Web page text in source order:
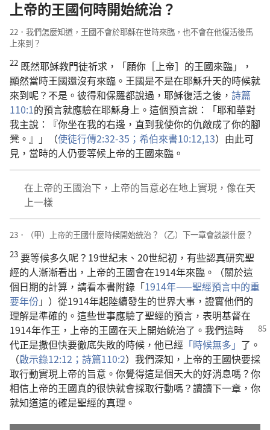
上帝的王國何時開始統治？
22．我們怎麼知道，王國不會於耶穌在世時來臨，也不會在他復活後馬
上來到？
22 既然耶穌教門徒祈求，「願你［上帝］的王國來臨」，
顯然當時王國還沒有來臨。王國是不是在耶穌升天的時候就
來到呢？不是。彼得和保羅都說過，耶穌復活之後， 詩篇
110:1的預言就應驗在耶穌身上。這個預言說：「耶和華對
我主說：『你坐在我的右邊，直到我使你的仇敵成了你的腳
凳。』」（使徒行傳2:32-35； 希伯來書10:12,13）由此可
見，當時的人仍要等候上帝的王國來臨。
在上帝的王國治下，上帝的旨意必在地上實現，像在天
上一樣
23．（甲）上帝的王國什麼時候開始統治？（乙）下一章會談談什麼？
23 要等候多久呢？19世紀末、20世紀初，有些認真研究聖
經的人漸漸看出，上帝的王國會在1914年來臨。（關於這
個日期的計算，請看本書附錄「1914年——聖經預言中的重
要年份」）從1914年起陸續發生的世界大事，證實他們的
理解是準確的。這些世事應驗了聖經的預言，表明基督在
1914年作王，上帝的王國在天上開始統治了。我們這時
代正是撒但快要徹底失敗的時候，他已經 「時候無多」 了。
（啟示錄12:12； 詩篇110:2）我們深知，上帝的王國快要採
取行動實現上帝的旨意。你覺得這是個天大的好消息嗎？你
相信上帝的王國真的很快就會採取行動嗎？讀讀下一章，你
就知道這的確是聖經的真理。